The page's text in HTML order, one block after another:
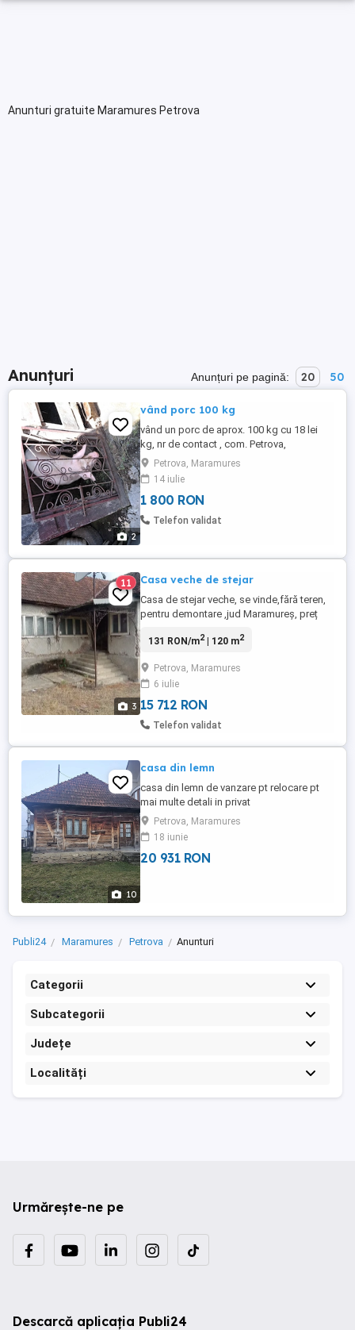
Anunturi gratuite Maramures Petrova
Anunțuri Anunțuri pe pagină: 20 50
2
vând porc 100 kg
vând un porc de aprox. 100 kg cu 18 lei
kg, nr de contact , com. Petrova,
Maramures
Petrova, Maramures
14 iulie
1 800 RON
Telefon validat
3
11 Casa veche de stejar
Casa de stejar veche, se vinde,fără teren,
pentru demontare ,jud Maramureș, preț
131 RON/m2| 120 m2
Petrova, Maramures
6 iulie
15 712 RON
Telefon validat
10
casa din lemn
casa din lemn de vanzare pt relocare pt
mai multe detali in privat
Petrova, Maramures
18 iunie
20 931 RON
Publi24 Maramures Petrova Anunturi
Categorii
Subcategorii
Județe
Localități
Urmărește-ne pe
Descarcă aplicația Publi24